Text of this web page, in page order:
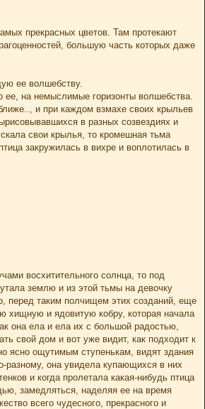
прекрасных цветов. Там протекают
большую часть которых даже
ее волшебству.
на немыслимые горизонты волшебства.
и при каждом взмахе своих крыльев
в разных созвездиях и
свои крылья, то кромешная тьма
закружилась в вихре и воплотилась в
восхитительного солнца, то под
землю и из этой тьмы на девочку
перед таким полчищем этих созданий, еще
хищную и ядовитую кобру, которая начала
она ела и ела их с большой радостью,
свой дом и вот уже видит, как подходит к
ясно ощутимым ступенькам, видят здания
разному, она увидела купающихся в них
и когда пролетала какая-нибудь птица
замедляться, наделяя ее на время
всего чудесного, прекрасного и